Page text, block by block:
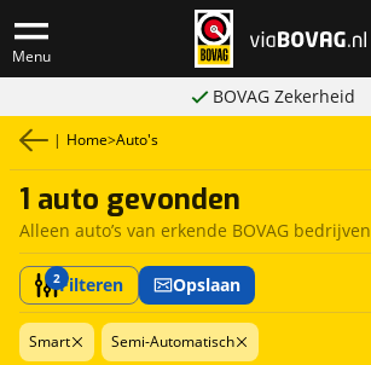
Menu
BOVAG Zekerheid
| Home>Auto's
1 auto gevonden
Alleen auto’s van erkende BOVAG bedrijven
2Filteren Opslaan
Smart Semi-Automatisch